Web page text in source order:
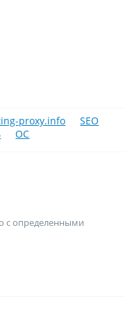
proxy.info
SEO
ОС
с определенными